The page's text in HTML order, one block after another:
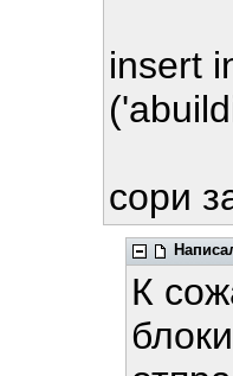
insert
сори
К